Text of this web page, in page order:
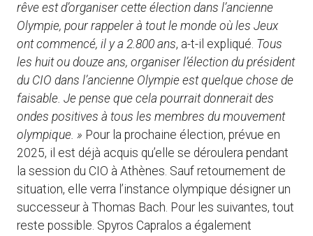
rêve est d’organiser cette élection dans l’ancienne
Olympie, pour rappeler à tout le monde où les Jeux
ont commencé, il y a 2.800 ans, a-t-il expliqué. Tous
les huit ou douze ans, organiser l’élection du président
du CIO dans l’ancienne Olympie est quelque chose de
faisable. Je pense que cela pourrait donnerait des
ondes positives à tous les membres du mouvement
olympique. » Pour la prochaine élection, prévue en
2025, il est déjà acquis qu’elle se déroulera pendant
la session du CIO à Athènes. Sauf retournement de
situation, elle verra l’instance olympique désigner un
successeur à Thomas Bach. Pour les suivantes, tout
reste possible. Spyros Capralos a également